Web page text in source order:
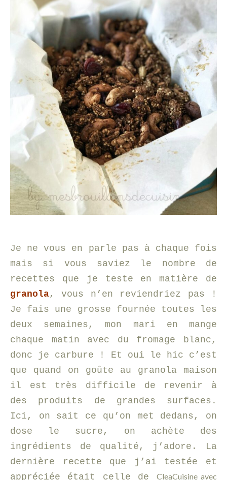
Je ne vous en parle pas à chaque fois
mais si vous saviez le nombre de
recettes que je teste en matière de
granola, vous n’en reviendriez pas !
Je fais une grosse fournée toutes les
deux semaines, mon mari en mange
chaque matin avec du fromage blanc,
donc je carbure ! Et oui le hic c’est
que quand on goûte au granola maison
il est très difficile de revenir à
des produits de grandes surfaces.
Ici, on sait ce qu’on met dedans, on
dose le sucre, on achète des
ingrédients de qualité, j’adore. La
dernière recette que j’ai testée et
appréciée était celle de CleaCuisine avec